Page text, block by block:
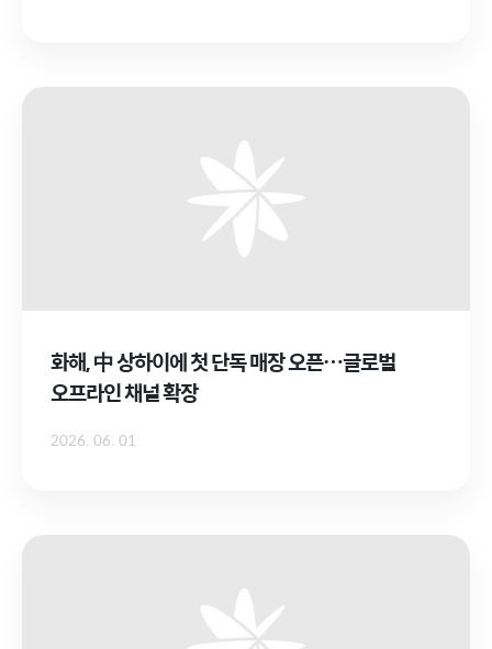
화해, 中 상하이에 첫 단독 매장 오픈…글로벌
오프라인 채널 확장
2026. 06. 01